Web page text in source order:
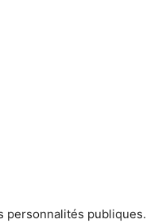
personnalités publiques.